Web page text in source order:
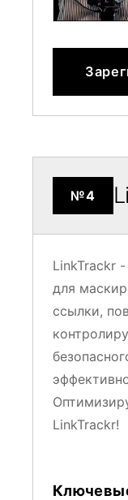
№4
LinkTrackr
для
ссылки,
LinkTrackr!